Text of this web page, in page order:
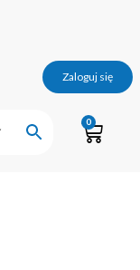
Zaloguj się
0